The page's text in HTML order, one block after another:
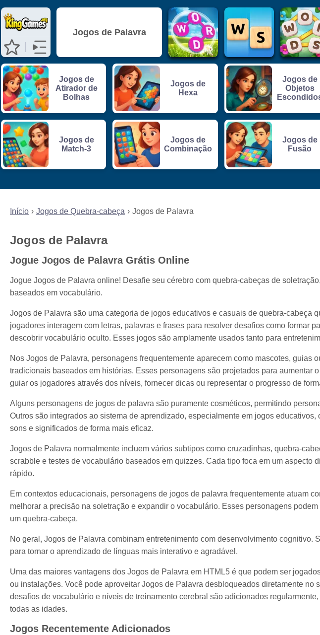
Início Jogos de Quebra-cabeça Jogos de Palavra
Jogos de Palavra
Jogue Jogos de Palavra Grátis Online
Jogue Jogos de Palavra online! Desafie seu cérebro com quebra-cabeças de
baseados em vocabulário.
Jogos de Palavra são uma categoria de jogos educativos e casuais de quebra-cabeça
jogadores interagem com letras, palavras e frases para resolver desafios como formar
descobrir vocabulário oculto. Esses jogos são amplamente usados tanto para
Nos Jogos de Palavra, personagens frequentemente aparecem como mascotes, guias
tradicionais baseados em histórias. Esses personagens são projetados para aumentar
guiar os jogadores através dos níveis, fornecer dicas ou representar o progresso de
Alguns personagens de jogos de palavra são puramente cosméticos, permitindo
Outros são integrados ao sistema de aprendizado, especialmente em jogos
sons e significados de forma mais eficaz.
Jogos de Palavra normalmente incluem vários subtipos como cruzadinhas, quebra-
scrabble e testes de vocabulário baseados em quizzes. Cada tipo foca em um
rápido.
Em contextos educacionais, personagens de jogos de palavra frequentemente atuam
melhorar a precisão na soletração e expandir o vocabulário. Esses personagens
um quebra-cabeça.
No geral, Jogos de Palavra combinam entretenimento com desenvolvimento
para tornar o aprendizado de línguas mais interativo e agradável.
Uma das maiores vantagens dos Jogos de Palavra em HTML5 é que podem ser
ou instalações. Você pode aproveitar Jogos de Palavra desbloqueados diretamente
desafios de vocabulário e níveis de treinamento cerebral são adicionados
todas as idades.
Jogos Recentemente Adicionados
Jogos de Palavra
Jogos de
Atirador de
Bolhas
Jogos de
Hexa
Jogos de
Objetos
Jogos de
Match-3
Jogos de
Combinação
Jogos de
Fusão